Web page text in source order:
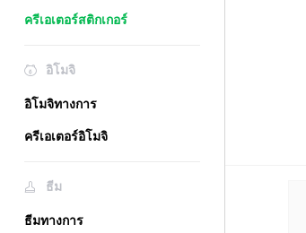
ครีเอเตอร์สติกเกอร์
อิโมจิ
อิโมจิทางการ
ครีเอเตอร์อิโมจิ
ธีม
ธีมทางการ